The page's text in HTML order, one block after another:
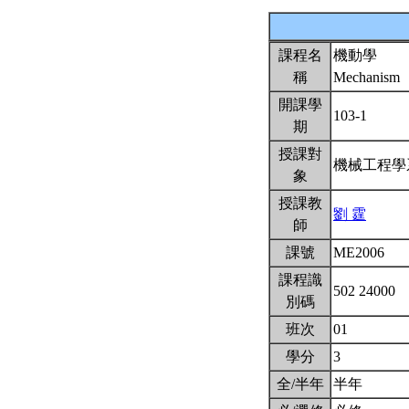
課程名
稱
機動學
Mechanism
開課學
期
103-1
授課對
象
機械工程學
授課教
師
劉 霆
課號
ME2006
課程識
別碼
502 24000
班次
01
學分
3
全/半年
半年